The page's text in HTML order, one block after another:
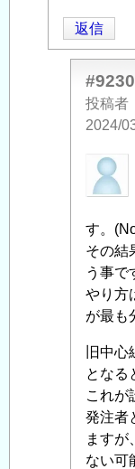
量
中
」
返信
#9230
投稿者
2024/
soyusa
に
る
「Re:
測
量
中
線」
へ
の
返
信
す。
その結
う事で
やり方
が最も
旧中
となる
これが
発注者
ますが
ない可